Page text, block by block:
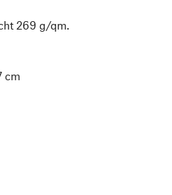
269 g/qm.
cm